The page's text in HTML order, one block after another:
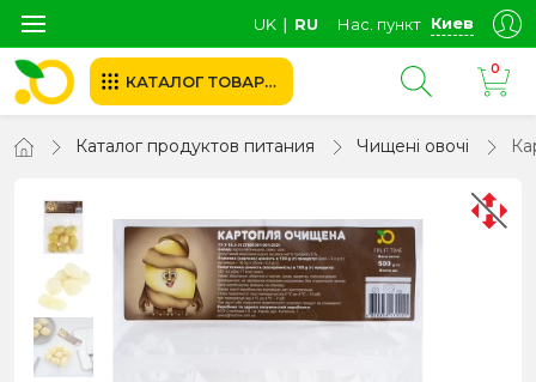
UK ∣ RU Нас. пункт Киев
КАТАЛОГ ТОВАРОВ
0
Каталог продуктов питания Чищені овочі